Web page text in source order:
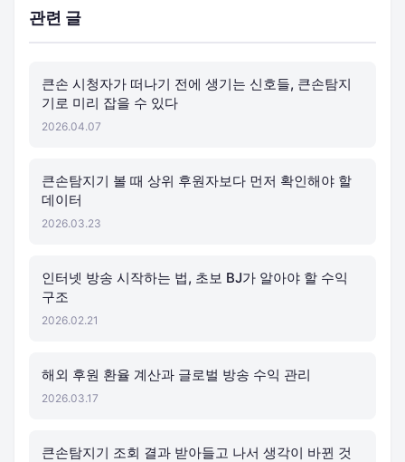
관련 글
큰손 시청자가 떠나기 전에 생기는 신호들, 큰손탐지
기로 미리 잡을 수 있다
2026.04.07
큰손탐지기 볼 때 상위 후원자보다 먼저 확인해야 할
데이터
2026.03.23
인터넷 방송 시작하는 법, 초보 BJ가 알아야 할 수익
구조
2026.02.21
해외 후원 환율 계산과 글로벌 방송 수익 관리
2026.03.17
큰손탐지기 조회 결과 받아들고 나서 생각이 바뀐 것